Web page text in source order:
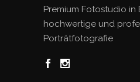
Premium Fotostudio in
hochwertige und
Porträtfotografie